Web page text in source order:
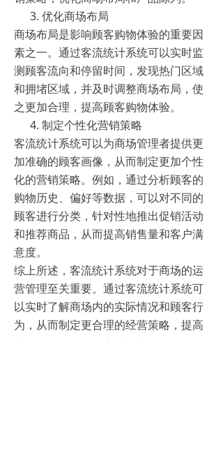
优化商场布局
商场布局是影响顾客购物体验的重要因
素之一。通过客流统计系统可以实时监
测顾客流向和停留时间，发现热门区域
和拥堵区域，并及时调整商场布局，使
之更加合理，提高顾客购物体验。
制定个性化营销策略
客流统计系统可以为商场管理者提供更
加准确的顾客画像，从而制定更加个性
化的营销策略。例如，通过分析顾客的
购物历史、偏好等数据，可以对不同的
顾客进行分类，针对性地推出促销活动
和推荐商品，从而提高销售量和客户满
意度。
综上所述，客流统计系统对于商场的运
营管理至关重要。通过客流统计系统可
以实时了解商场内的实际情况和顾客行
为，从而制定更合理的经营策略，提高
商场的销售量和顾客满意度。